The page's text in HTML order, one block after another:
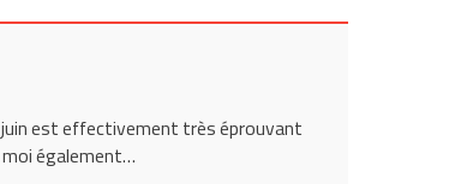
juin est effectivement très éprouvant
moi également…